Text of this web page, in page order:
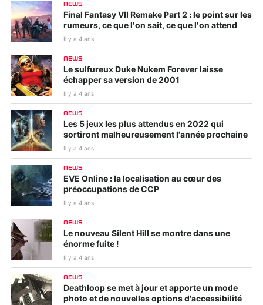
NEWS
Final Fantasy VII Remake Part 2 : le point sur les
rumeurs, ce que l’on sait, ce que l’on attend
Il y a 4 ans
NEWS
Le sulfureux Duke Nukem Forever laisse
échapper sa version de 2001
Il y a 4 ans
NEWS
Les 5 jeux les plus attendus en 2022 qui
sortiront malheureusement l'année prochaine
Il y a 4 ans
NEWS
EVE Online : la localisation au cœur des
préoccupations de CCP
Il y a 4 ans
NEWS
Le nouveau Silent Hill se montre dans une
énorme fuite !
Il y a 4 ans
NEWS
Deathloop se met à jour et apporte un mode
photo et de nouvelles options d'accessibilité